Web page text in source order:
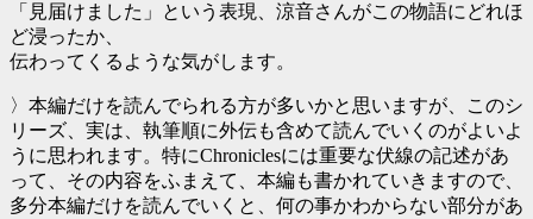
「見届けました」という表現、涼音さんがこの物語にどれほ
ど浸ったか、
伝わってくるような気がします。
〉本編だけを読んでられる方が多いかと思いますが、このシ
リーズ、実は、執筆順に外伝も含めて読んでいくのがよいよ
うに思われます。特にChroniclesには重要な伏線の記述があ
って、その内容をふまえて、本編も書かれていきますので、
多分本編だけを読んでいくと、何の事かわからない部分があ